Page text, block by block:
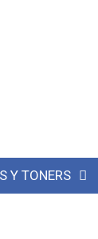
Y TONERS